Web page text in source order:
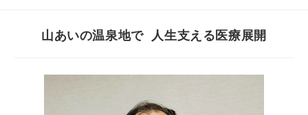
山あいの温泉地で 人生支える医療展開